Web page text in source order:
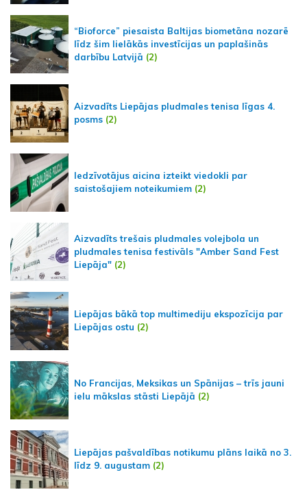
“Bioforce” piesaista Baltijas biometāna nozarē
līdz šim lielākās investīcijas un paplašinās
darbību Latvijā (2)
Aizvadīts Liepājas pludmales tenisa līgas 4.
posms (2)
Iedzīvotājus aicina izteikt viedokli par
saistošajiem noteikumiem (2)
Aizvadīts trešais pludmales volejbola un
pludmales tenisa festivāls "Amber Sand Fest
Liepāja" (2)
Liepājas bākā top multimediju ekspozīcija par
Liepājas ostu (2)
No Francijas, Meksikas un Spānijas – trīs jauni
ielu mākslas stāsti Liepājā (2)
Liepājas pašvaldības notikumu plāns laikā no 3.
līdz 9. augustam (2)